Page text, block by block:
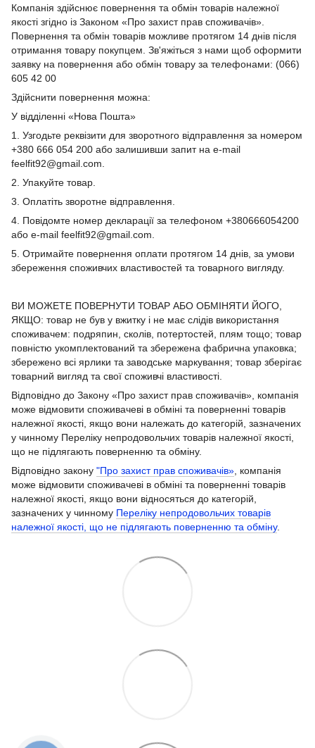
Компанія здійснює повернення та обмін товарів належної
якості згідно із Законом «Про захист прав споживачів».
Повернення та обмін товарів можливе протягом 14 днів після
отримання товару покупцем. Зв'яжіться з нами щоб оформити
заявку на повернення або обмін товару за телефонами: (066)
605 42 00
Здійснити повернення можна:
У відділенні «Нова Пошта»
1. Узгодьте реквізити для зворотного відправлення за номером
+380 666 054 200 або залишивши запит на e-mail
feelfit92@gmail.com.
2. Упакуйте товар.
3. Оплатіть зворотне відправлення.
4. Повідомте номер декларації за телефоном +380666054200
або e-mail feelfit92@gmail.com.
5. Отримайте повернення оплати протягом 14 днів, за умови
збереження споживчих властивостей та товарного вигляду.
ВИ МОЖЕТЕ ПОВЕРНУТИ ТОВАР АБО ОБМІНЯТИ ЙОГО,
ЯКЩО: товар не був у вжитку і не має слідів використання
споживачем: подряпин, сколів, потертостей, плям тощо; товар
повністю укомплектований та збережена фабрична упаковка;
збережено всі ярлики та заводське маркування; товар зберігає
товарний вигляд та свої споживчі властивості.
Відповідно до Закону «Про захист прав споживачів», компанія
може відмовити споживачеві в обміні та поверненні товарів
належної якості, якщо вони належать до категорій, зазначених
у чинному Переліку непродовольчих товарів належної якості,
що не підлягають поверненню та обміну.
Відповідно закону "Про захист прав споживачів», компанія
може відмовити споживачеві в обміні та поверненні товарів
належної якості, якщо вони відносяться до категорій,
зазначених у чинному Переліку непродовольчих товарів
належної якості, що не підлягають поверненню та обміну.